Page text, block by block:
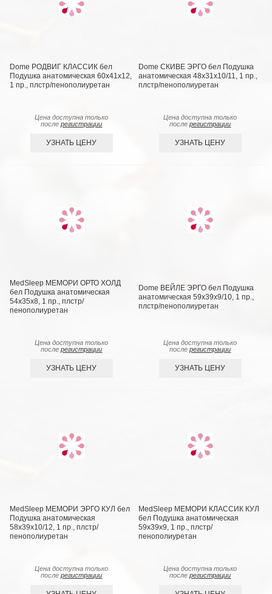
Dome РОДВИГ КЛАССИК бел
Подушка анатомическая 60х41х12,
1 пр., плстр/пенополиуретан
Цена доступна только
послерегистрации
УЗНАТЬ ЦЕНУ
Dome СКИВЕ ЭРГО бел Подушка
анатомическая 48х31х10/11, 1 пр.,
плстр/пенополиуретан
Цена доступна только
послерегистрации
УЗНАТЬ ЦЕНУ
MedSleep МЕМОРИ ОРТО ХОЛД
бел Подушка анатомическая
54х35х8, 1 пр., плстр/
пенополиуретан
Цена доступна только
послерегистрации
УЗНАТЬ ЦЕНУ
Dome ВЕЙЛЕ ЭРГО бел Подушка
анатомическая 59х39х9/10, 1 пр.,
плстр/пенополиуретан
Цена доступна только
послерегистрации
УЗНАТЬ ЦЕНУ
MedSleep МЕМОРИ ЭРГО КУЛ бел
Подушка анатомическая
58x39x10/12, 1 пр., плстр/
пенополиуретан
Цена доступна только
послерегистрации
MedSleep МЕМОРИ КЛАССИК КУЛ
бел Подушка анатомическая
59x39x9, 1 пр., плстр/
пенополиуретан
Цена доступна только
послерегистрации